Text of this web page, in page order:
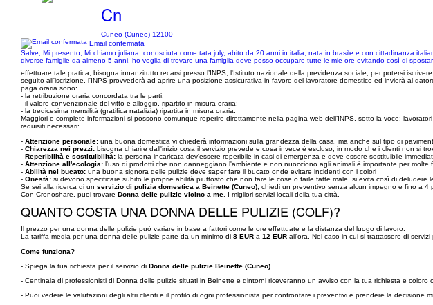
Cn
Cuneo (Cuneo) 12100
Email confermata
Salve, Mi presento, Mi chiamo juliana, conosciuta come tata july, abito da 20 anni in italia, nata in brasile e con cittadinanza
diverse famiglie da almeno 5 anni, ho voglia di trovare una famiglia dove posso occupare tutte le mie ore evitando così di
effettuare tale pratica, bisogna innanzitutto recarsi presso l’INPS, l'Istituto nazionale della previdenza sociale, per potersi
seguito all'iscrizione, l'INPS provvederà ad aprire una posizione assicurativa in favore del lavoratore domestico ed invierà al
paga oraria sono:
- la retribuzione oraria concordata tra le parti;
- il valore convenzionale del vitto e alloggio, ripartito in misura oraria;
- la tredicesima mensilità (gratifica natalizia) ripartita in misura oraria.
Maggiori e complete informazioni si possono comunque reperire direttamente nella pagina web dell’INPS, sotto la voce:
requisiti necessari:
- Attenzione personale: una buona domestica vi chiederà informazioni sulla grandezza della casa, ma anche sul tipo di
- Chiarezza nei prezzi: bisogna chiarire dall'inizio cosa il servizio prevede e cosa invece è escluso, in modo che i clienti non si
- Reperibilità e sostituibilità: la persona incaricata dev'essere reperibile in casi di emergenza e deve essere sostituibile
- Attenzione all'ecologia: l'uso di prodotti che non danneggiano l'ambiente e non nuocciono agli animali è importante per molte
- Abilità nel bucato: una buona signora delle pulizie deve saper fare il bucato onde evitare incidenti con i colori
- Onestà: si devono specificare subito le proprie abilità piuttosto che non fare le cose o farle fatte male, si evita così di deludere
Se sei alla ricerca di un servizio di pulizia domestica a Beinette (Cuneo) , chiedi un preventivo senza alcun impegno e fino a
Con Cronoshare, puoi trovare Donna delle pulizie vicino a me . I migliori servizi locali della tua città.
QUANTO COSTA UNA DONNA DELLE PULIZIE (COLF)?
Il prezzo per una donna delle pulizie può variare in base a fattori come le ore effettuate e la distanza del luogo di lavoro.
La tariffa media per una donna delle pulizie parte da un minimo di 8 EUR a 12 EUR all'ora. Nel caso in cui si trattassero di
Come funziona?
- Spiega la tua richiesta per il servizio di Donna delle pulizie Beinette (Cuneo)
- Centinaia di professionisti di Donna delle pulizie situati in Beinette e dintorni riceveranno un avviso con la tua richiesta e
- Puoi vedere le valutazioni degli altri clienti e il profilo di ogni professionista per confrontare i preventivi e prendere la decisione